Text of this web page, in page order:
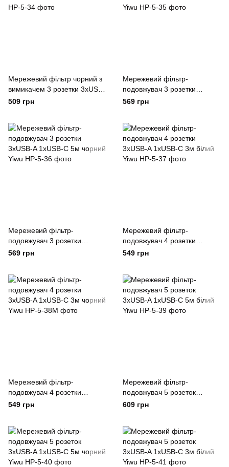
Мережевий фільтр чорний з
вимикачем 3 розетки 3хUSB-
A 1xUSB-C 3м Yiwu
509 грн
Мережевий фільтр-
подовжувач 3 розетки
3хUSB-A 1xUSB-C 5м білий
569 грн
Мережевий фільтр-
подовжувач 3 розетки
3хUSB-A 1xUSB-C 5м чорний
569 грн
Мережевий фільтр-
подовжувач 4 розетки
3xUSB-A 1xUSB-C 3м білий
549 грн
Мережевий фільтр-
подовжувач 4 розетки
3xUSB-A 1xUSB-C 3м чорний
549 грн
Мережевий фільтр-
подовжувач 5 розеток
3xUSB-A 1xUSB-C 5м білий
609 грн